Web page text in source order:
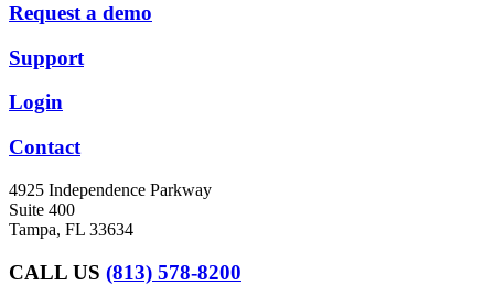
Request a demo
Support
Login
Contact
4925 Independence Parkway
Suite 400
Tampa, FL 33634
CALL US (813) 578-8200